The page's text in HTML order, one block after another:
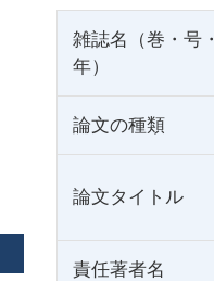
雑誌名（巻・号・
年）
論文の種類
論文タイトル
責任著者名